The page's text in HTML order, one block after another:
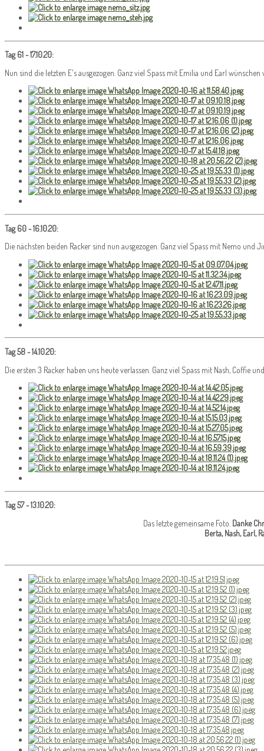
Tag 61 - 17.10.20:
Nun sind die letzten E's ausgezogen. Ganz viel Spass mit Emilia und Earl
Tag 60 - 16.10.20:
Die nächsten beiden Racker sind nun ausgezogen. Ganz viel Spass mit Nemo und
Tag 58 - 14.10.20:
Die ersten 3 Racker haben uns heute verlassen. Ganz viel Spass mit Nash, Coffie
Tag 57 - 13.10.20:
Das letzte gemeinsame Foto. Danke
Berta, Nash, Earl,